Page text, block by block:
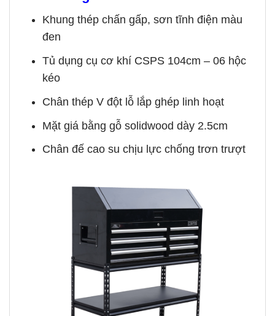
Khung thép chấn gấp, sơn tĩnh điện màu
đen
Tủ dụng cụ cơ khí CSPS 104cm – 06 hộc
kéo
Chân thép V đột lỗ lắp ghép linh hoạt
Mặt giá bằng gỗ solidwood dày 2.5cm
Chân đế cao su chịu lực chống trơn trượt